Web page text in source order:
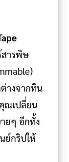
สารพิษ
างจากทิน
ณเปลี่ยน
ยๆ อีกทั้ง
ย์กริปให้